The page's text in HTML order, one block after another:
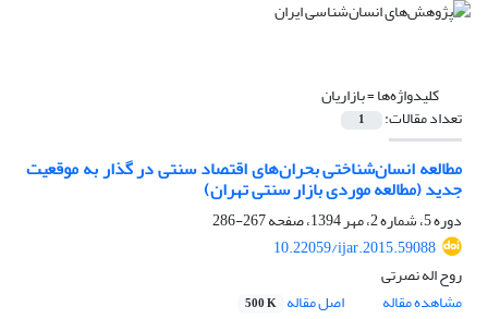
کلیدواژه‌ها =بازاریان
تعداد مقالات: 1
مطالعه انسان‌شناختی بحران‌های اقتصاد سنتی در گذار به موقعیت
جدید (مطالعه موردی بازار سنتی تهران)
دوره 5، شماره 2، مهر 1394، صفحه
267-286
10.22059/ijar.2015.59088
روح اله نصرتی
مشاهده مقاله
اصل مقاله 500 K